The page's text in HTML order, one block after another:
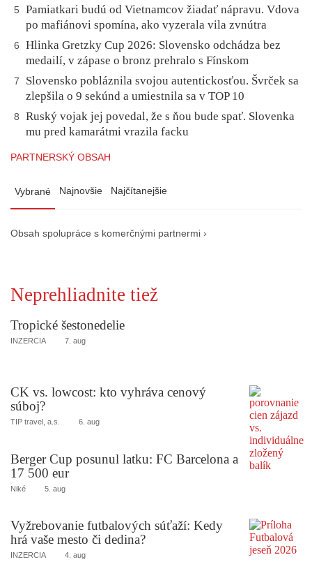
5
Pamiatkari budú od Vietnamcov žiadať nápravu. Vdova
po mafiánovi spomína, ako vyzerala vila zvnútra
6
Hlinka Gretzky Cup 2026: Slovensko odchádza bez
medailí, v zápase o bronz prehralo s Fínskom
7
Slovensko pobláznila svojou autentickosťou. Švrček sa
zlepšila o 9 sekúnd a umiestnila sa v TOP 10
8
Ruský vojak jej povedal, že s ňou bude spať. Slovenka
mu pred kamarátmi vrazila facku
PARTNERSKÝ OBSAH
Vybrané Najnovšie Najčítanejšie
Obsah spolupráce s komerčnými partnermi ›
Neprehliadnite tiež
Tropické šestonedelie
INZERCIA 7. aug
CK vs. lowcost: kto vyhráva cenový
súboj?
TIP travel, a.s. 6. aug
Berger Cup posunul latku: FC Barcelona a
17 500 eur
Niké 5. aug
Vyžrebovanie futbalových súťaží: Kedy
hrá vaše mesto či dedina?
INZERCIA 4. aug